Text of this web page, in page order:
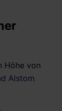
Höhe von
Alstom